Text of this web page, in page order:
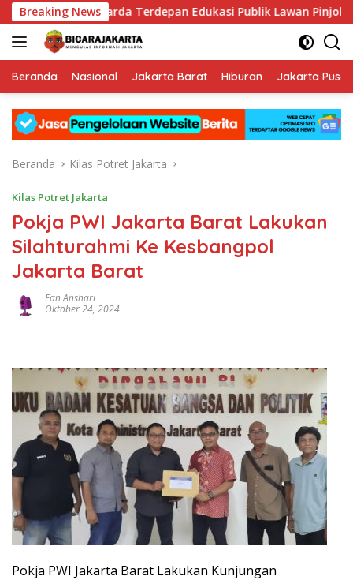
Langsung
ke
konten
Breaking News
Jadi Garda Terdepan Edukasi Publik Lawan Pinjol Ilegal*
Beranda Nasional Jakarta Barat Hiburan Jakarta Pusat
Beranda Kilas Potret Jakarta
Kilas Potret Jakarta
Pokja PWI Jakarta Barat Lakukan
Silahturahmi Ke Kesbangpol
Jakarta Barat
Fan Anshari
Oktober 24, 2024
Pokja PWI Jakarta Barat Lakukan Kunjungan